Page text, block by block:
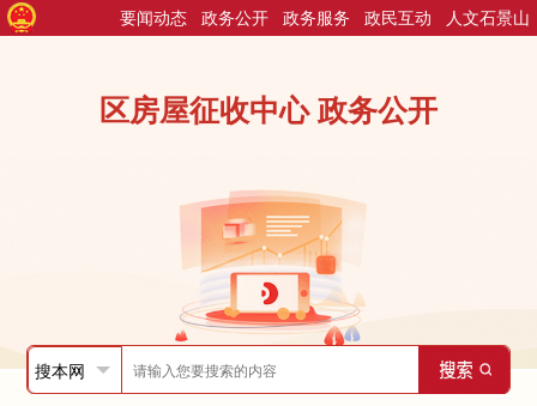
人文石景山
政民互动
政务服务
政务公开
要闻动态
区房屋征收中心 政务公开